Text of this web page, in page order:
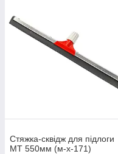
Стяжка-сквідж для підлоги
МТ 550мм (м-х-171)